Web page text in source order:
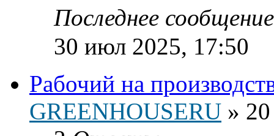
Последнее
30 июл 2025, 17:50
Рабочий на
GREENHOUSERU »